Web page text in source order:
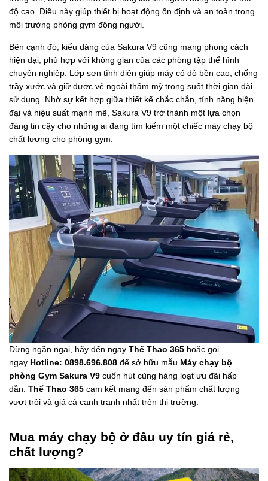
độ cao. Điều này giúp thiết bị hoạt động ổn định và an toàn trong
môi trường phòng gym đông người.
Bên cạnh đó, kiểu dáng của Sakura V9 cũng mang phong cách
hiện đại, phù hợp với không gian của các phòng tập thể hình
chuyên nghiệp. Lớp sơn tĩnh điện giúp máy có độ bền cao, chống
trầy xước và giữ được vẻ ngoài thẩm mỹ trong suốt thời gian dài
sử dụng. Nhờ sự kết hợp giữa thiết kế chắc chắn, tính năng hiện
đại và hiệu suất mạnh mẽ, Sakura V9 trở thành một lựa chọn
đáng tin cậy cho những ai đang tìm kiếm một chiếc máy chạy bộ
chất lượng cho phòng gym.
Đừng ngần ngại, hãy đến ngay Thể Thao 365 hoặc gọi
ngay Hotline: 0898.696.808 để sở hữu mẫu Máy chạy bộ
phòng Gym Sakura V9 cuốn hút cùng hàng loạt ưu đãi hấp
dẫn. Thể Thao 365 cam kết mang đến sản phẩm chất lượng
vượt trội và giá cả cạnh tranh nhất trên thị trường.
Mua máy chạy bộ ở đâu uy tín giá rẻ,
chất lượng?